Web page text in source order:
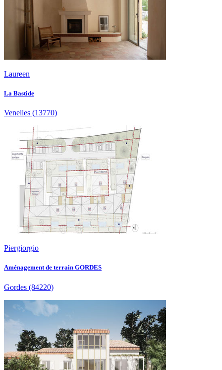
Laureen
La Bastide
Venelles (13770)
Piergiorgio
Aménagement de terrain GORDES
Gordes (84220)